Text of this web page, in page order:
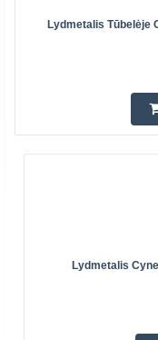
Lydmetalis Tūbelėje
Lydmetalis